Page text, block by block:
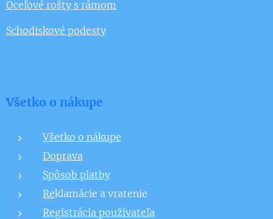
Oceľové rošty s rámom
Schodiskové podesty
Všetko o nákupe
Všetko o nákupe
Doprava
Spôsob platby
Reklamácie a vratenie
Registrácia používateľa